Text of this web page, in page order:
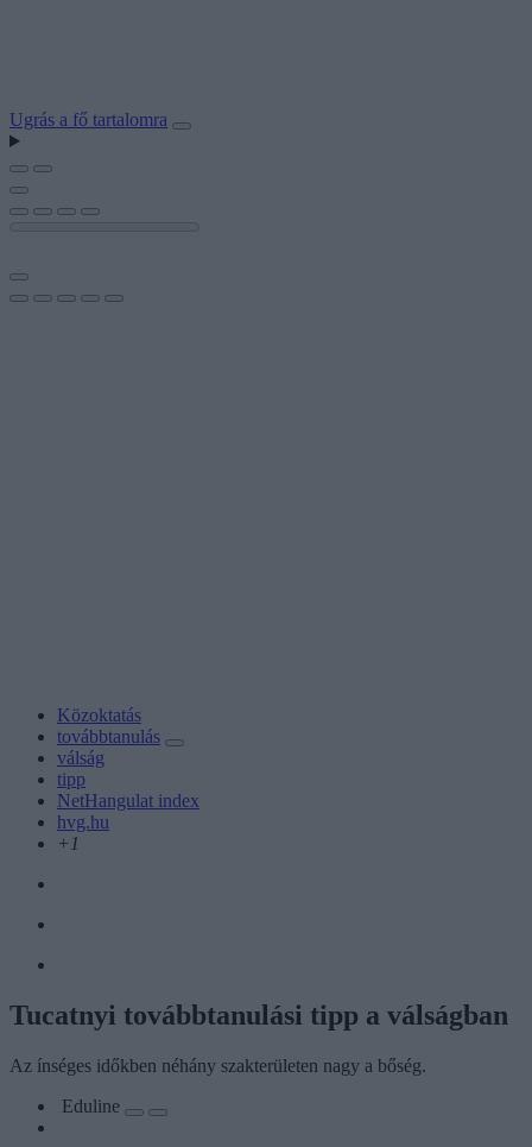
Ugrás a fő tartalomra
Közoktatás
továbbtanulás
válság
tipp
NetHangulat index
hvg.hu
+1
Tucatnyi továbbtanulási tipp a válságban
Az ínséges időkben néhány szakterületen nagy a bőség.
Eduline